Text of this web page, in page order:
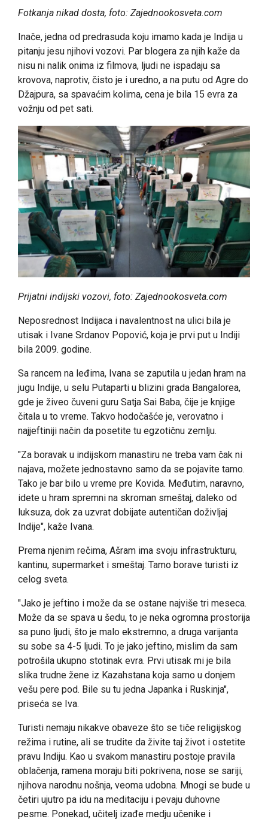
Fotkanja nikad dosta, foto: Zajednookosveta.com
Inače, jedna od predrasuda koju imamo kada je Indija u
pitanju jesu njihovi vozovi. Par blogera za njih kaže da
nisu ni nalik onima iz filmova, ljudi ne ispadaju sa
krovova, naprotiv, čisto je i uredno, a na putu od Agre do
Džajpura, sa spavaćim kolima, cena je bila 15 evra za
vožnju od pet sati.
Prijatni indijski vozovi, foto: Zajednookosveta.com
Neposrednost Indijaca i navalentnost na ulici bila je
utisak i Ivane Srdanov Popović, koja je prvi put u Indiji
bila 2009. godine.
Sa rancem na leđima, Ivana se zaputila u jedan hram na
jugu Indije, u selu Putaparti u blizini grada Bangalorea,
gde je živeo čuveni guru Satja Sai Baba, čije je knjige
čitala u to vreme. Takvo hodočašće je, verovatno i
najjeftiniji način da posetite tu egzotičnu zemlju.
"Za boravak u indijskom manastiru ne treba vam čak ni
najava, možete jednostavno samo da se pojavite tamo.
Tako je bar bilo u vreme pre Kovida. Međutim, naravno,
idete u hram spremni na skroman smeštaj, daleko od
luksuza, dok za uzvrat dobijate autentičan doživljaj
Indije", kaže Ivana.
Prema njenim rečima, Ašram ima svoju infrastrukturu,
kantinu, supermarket i smeštaj. Tamo borave turisti iz
celog sveta.
"Jako je jeftino i može da se ostane najviše tri meseca.
Može da se spava u šedu, to je neka ogromna prostorija
sa puno ljudi, što je malo ekstremno, a druga varijanta
su sobe sa 4-5 ljudi. To je jako jeftino, mislim da sam
potrošila ukupno stotinak evra. Prvi utisak mi je bila
slika trudne žene iz Kazahstana koja samo u donjem
vešu pere pod. Bile su tu jedna Japanka i Ruskinja",
priseća se Iva.
Turisti nemaju nikakve obaveze što se tiče religijskog
režima i rutine, ali se trudite da živite taj život i ostetite
pravu Indiju. Kao u svakom manastiru postoje pravila
oblačenja, ramena moraju biti pokrivena, nose se sariji,
njihova narodnu nošnja, veoma udobna. Mnogi se bude u
četiri ujutro pa idu na meditaciju i pevaju duhovne
pesme. Ponekad, učitelj izađe medju učenike i